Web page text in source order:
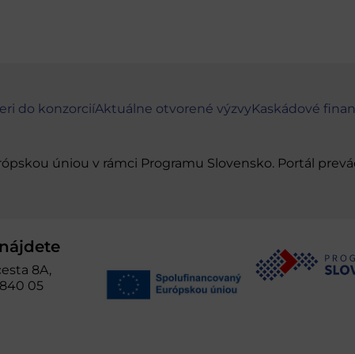
do konzorciíAktuálne otvorené výzvyKaskádové
úniou v rámci Programu Slovensko. Portál
8A,
840 05